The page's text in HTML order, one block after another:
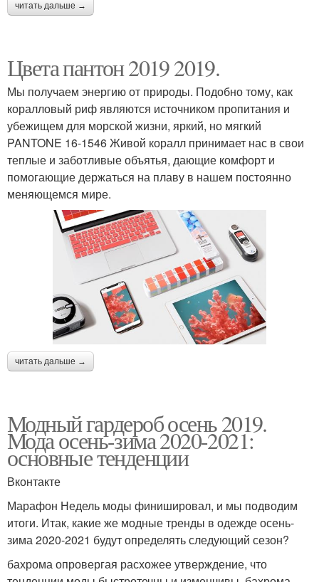
читать дальше →
Цвета пантон 2019 2019.
Мы получаем энергию от природы. Подобно тому, как
коралловый риф являются источником пропитания и
убежищем для морской жизни, яркий, но мягкий
PANTONE 16-1546 Живой коралл принимает нас в свои
теплые и заботливые объятья, дающие комфорт и
помогающие держаться на плаву в нашем постоянно
меняющемся мире.
читать дальше →
Модный гардероб осень 2019.
Мода осень-зима 2020-2021:
основные тенденции
Вконтакте
Марафон Недель моды финишировал, и мы подводим
итоги. Итак, какие же модные тренды в одежде осень-
зима 2020-2021 будут определять следующий сезон?
бахрома опровергая расхожее утверждение, что